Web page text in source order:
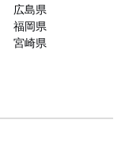
広島県
福岡県
宮崎県